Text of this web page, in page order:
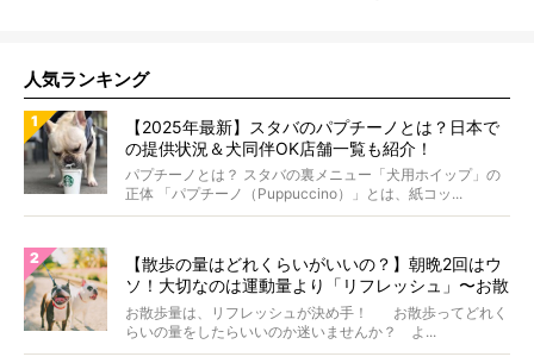
人気ランキング
【2025年最新】スタバのパプチーノとは？日本で
の提供状況＆犬同伴OK店舗一覧も紹介！
パプチーノとは？ スタバの裏メニュー「犬用ホイップ」の
正体 「パプチーノ（Puppuccino）」とは、紙コッ...
【散歩の量はどれくらいがいいの？】朝晩2回はウ
ソ！大切なのは運動量より「リフレッシュ」〜お散
歩にまつわる疑問FAQつき〜
お散歩量は、リフレッシュが決め手！ お散歩ってどれく
らいの量をしたらいいのか迷いませんか？ よ...